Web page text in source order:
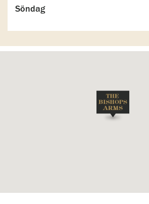
Söndag